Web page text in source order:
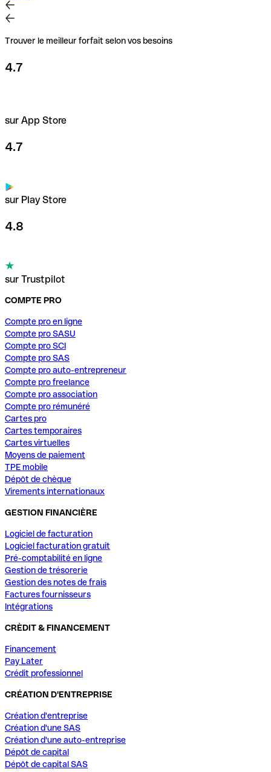
Trouver le meilleur forfait selon vos besoins
4.7
sur App Store
4.7
sur Play Store
4.8
sur Trustpilot
COMPTE PRO
Compte pro en ligne
Compte pro SASU
Compte pro SCI
Compte pro SAS
Compte pro auto-entrepreneur
Compte pro freelance
Compte pro association
Compte pro rémunéré
Cartes pro
Cartes temporaires
Cartes virtuelles
Moyens de paiement
TPE mobile
Dépôt de chèque
Virements internationaux
GESTION FINANCIÈRE
Logiciel de facturation
Logiciel facturation gratuit
Pré-comptabilité en ligne
Gestion de trésorerie
Gestion des notes de frais
Factures fournisseurs
Intégrations
CRÈDIT & FINANCEMENT
Financement
Pay Later
Crédit professionnel
CRÉATION D'ENTREPRISE
Création d'entreprise
Création d'une SAS
Création d'une auto-entreprise
Dépôt de capital
Dépôt de capital SAS